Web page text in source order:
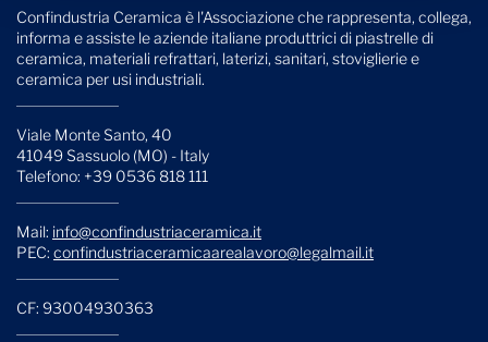
Confindustria Ceramica è l'Associazione che rappresenta, collega,
informa e assiste le aziende italiane produttrici di piastrelle di
ceramica, materiali refrattari, laterizi, sanitari, stoviglierie e
ceramica per usi industriali.
Viale Monte Santo, 40
41049 Sassuolo (MO) - Italy
Telefono: +39 0536 818 111
Mail: info@confindustriaceramica.it
PEC: confindustriaceramicaarealavoro@legalmail.it
CF: 93004930363